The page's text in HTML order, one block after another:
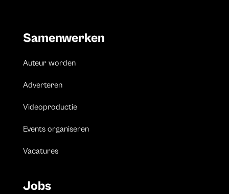
Samenwerken
Auteur worden
Adverteren
Videoproductie
Events organiseren
Vacatures
Jobs